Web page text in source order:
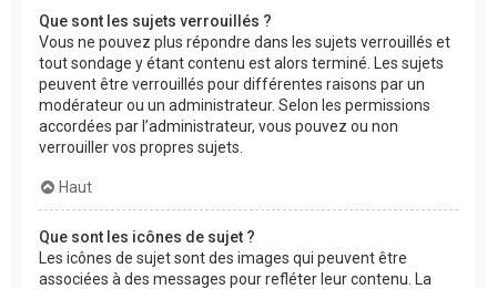
Que sont les sujets verrouillés ?
Vous ne pouvez plus répondre dans les sujets verrouillés et
tout sondage y étant contenu est alors terminé. Les sujets
peuvent être verrouillés pour différentes raisons par un
modérateur ou un administrateur. Selon les permissions
accordées par l’administrateur, vous pouvez ou non
verrouiller vos propres sujets.
Haut
Que sont les icônes de sujet ?
Les icônes de sujet sont des images qui peuvent être
associées à des messages pour refléter leur contenu. La